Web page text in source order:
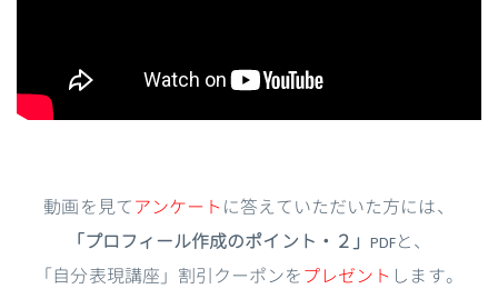
動画を見てアンケートに答えていただいた方には、
「プロフィール作成のポイント・２」 PDFと、
「自分表現講座」割引クーポンをプレゼント します。